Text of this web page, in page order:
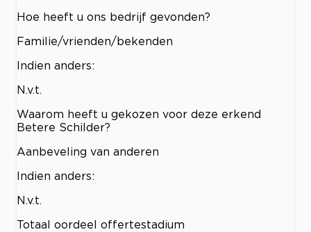
Hoe heeft u ons bedrijf gevonden?
Familie/vrienden/bekenden
Indien anders:
N.v.t.
Waarom heeft u gekozen voor deze erkend
Betere Schilder?
Aanbeveling van anderen
Indien anders:
N.v.t.
Totaal oordeel offertestadium